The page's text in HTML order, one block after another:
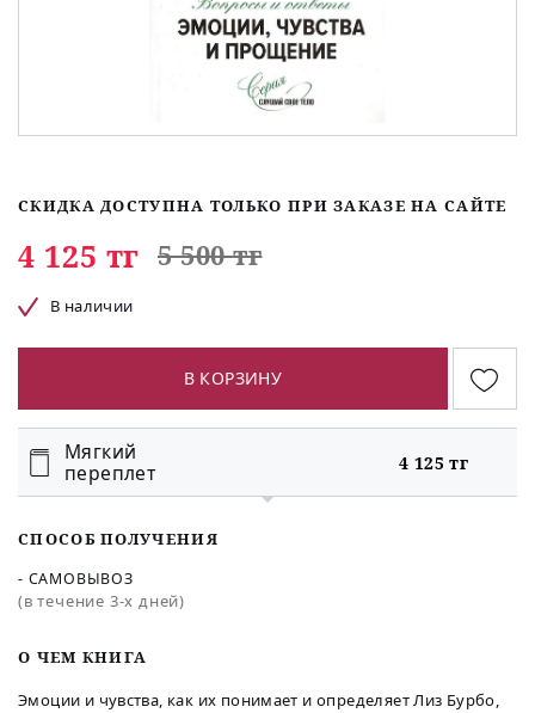
O ЧЕМ КНИГА
Эмоции и чувства, как их понимает и определяет Лиз Бурбо,
СКИДКА ДОСТУПНА ТОЛЬКО ПРИ ЗАКАЗЕ НА САЙТЕ
4 125 тг 5 500 тг
В наличии
В КОРЗИНУ
Мягкий
переплет
4 125 тг
СПОСОБ ПОЛУЧЕНИЯ
- САМОВЫВОЗ
(в течение 3-х дней)